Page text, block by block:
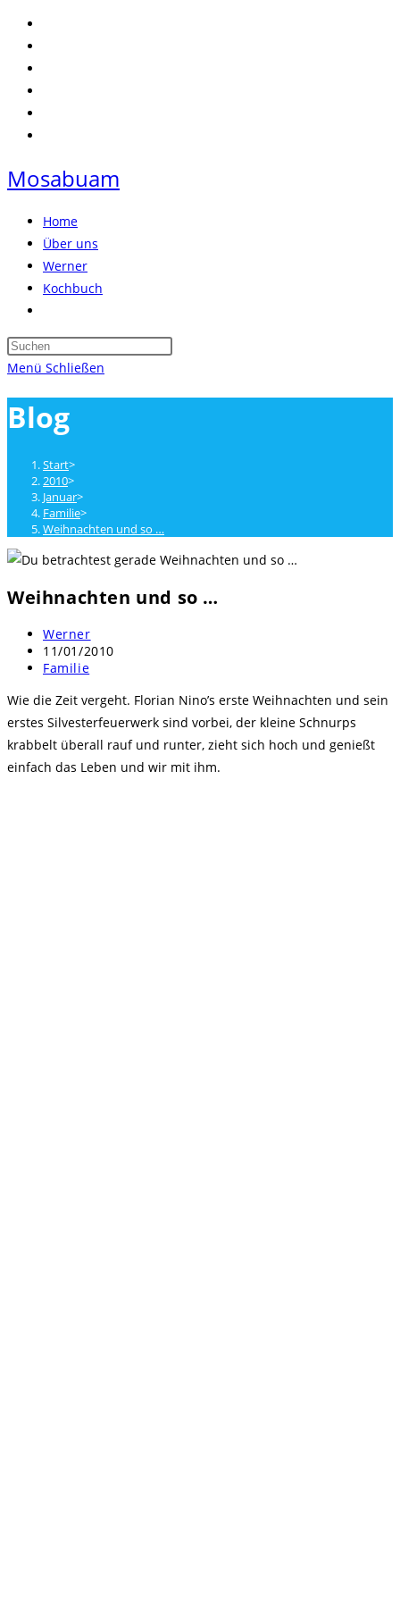
Zum
Inhalt
springen
Mosabuam
Home
Über uns
Werner
Kochbuch
umschalten
Press
Menü Schließen
Blog
Start>
2010>
Januar>
Familie>
Weihnachten und so …
Weihnachten und so …
Beitrags-
Autor:
Werner
Beitrag
veröffentlicht:
11/01/2010
Beitrags-
Familie
Wie die Zeit vergeht. Florian Nino’s erste Weihnachten und sein
erstes Silvesterfeuerwerk sind vorbei, der kleine Schnurps
krabbelt überall rauf und runter, zieht sich hoch und genießt
einfach das Leben und wir mit ihm.